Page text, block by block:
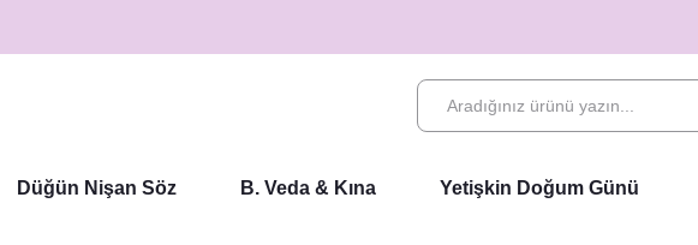
Düğün Nişan Söz B. Veda & Kına Yetişkin Doğum Günü